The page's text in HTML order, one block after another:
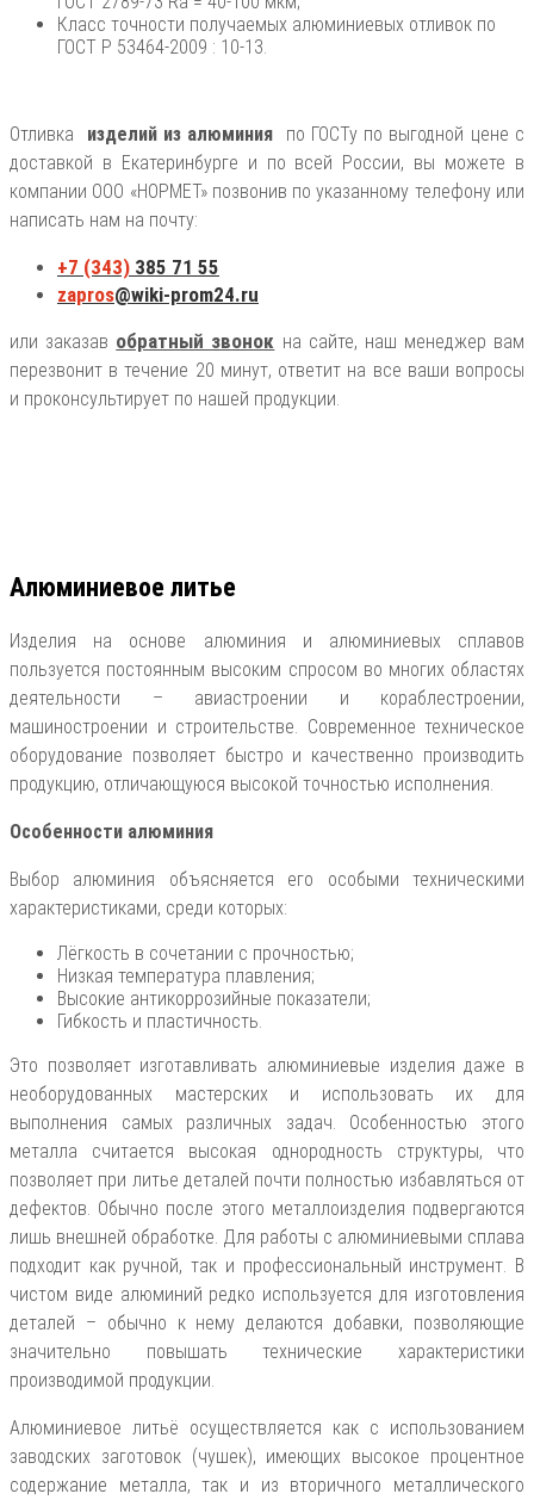
Класс точности получаемых алюминиевых отливок по
ГОСТ Р 53464-2009 : 10-13.
Отливка изделий из алюминия
по ГОСТу по выгодной цене с
доставкой в Екатеринбурге и по всей России, вы можете в
компании ООО «НОРМЕТ» позвонив по указанному телефону или
написать нам на почту:
+7 (343) 385 71 55
zapros@wiki-prom24.ru
или заказав обратный звонок на сайте, наш менеджер вам
перезвонит в течение 20 минут, ответит на все ваши вопросы
и проконсультирует по нашей продукции.
Алюминиевое литье
Изделия на основе алюминия и алюминиевых сплавов
пользуется постоянным высоким спросом во многих областях
деятельности – авиастроении и кораблестроении,
машиностроении и строительстве. Современное техническое
оборудование позволяет быстро и качественно производить
продукцию, отличающуюся высокой точностью исполнения.
Особенности алюминия
Выбор алюминия объясняется его особыми техническими
характеристиками, среди которых:
Лёгкость в сочетании с прочностью;
Низкая температура плавления;
Высокие антикоррозийные показатели;
Гибкость и пластичность.
Это позволяет изготавливать алюминиевые изделия даже в
необорудованных мастерских и использовать их для
выполнения самых различных задач. Особенностью этого
металла считается высокая однородность структуры, что
позволяет при литье деталей почти полностью избавляться от
дефектов. Обычно после этого металлоизделия подвергаются
лишь внешней обработке. Для работы с алюминиевыми сплава
подходит как ручной, так и профессиональный инструмент. В
чистом виде алюминий редко используется для изготовления
деталей – обычно к нему делаются добавки, позволяющие
значительно повышать технические характеристики
производимой продукции.
Алюминиевое литьё осуществляется как с использованием
заводских заготовок (чушек), имеющих высокое процентное
содержание металла, так и из вторичного металлического